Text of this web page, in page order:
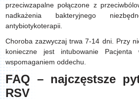
przeciwzapalne połączone z
nadkażenia bakteryjnego
antybiotykoterapii.
Choroba zazwyczaj trwa 7-14 dni. Przy
konieczne jest intubowanie Pacjenta
wspomaganiem oddechu.
FAQ – najczęstsze
RSV